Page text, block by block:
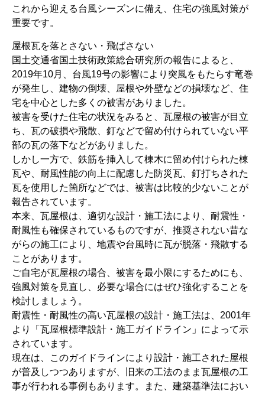
これから迎える台風シーズンに備え、住宅の強風対策が
重要です。
屋根瓦を落とさない・飛ばさない
国土交通省国土技術政策総合研究所の報告によると、
2019年10月、台風19号の影響により突風をもたらす竜巻
が発生し、建物の倒壊、屋根や外壁などの損壊など、住
宅を中心とした多くの被害がありました。
被害を受けた住宅の状況をみると、瓦屋根の被害が目立
ち、瓦の破損や飛散、釘などで留め付けられていない平
部の瓦の落下などがありました。
しかし一方で、鉄筋を挿入して棟木に留め付けられた棟
瓦や、耐風性能の向上に配慮した防災瓦、釘打ちされた
瓦を使用した箇所などでは、被害は比較的少ないことが
報告されています。
本来、瓦屋根は、適切な設計・施工法により、耐震性・
耐風性も確保されているものですが、推奨されない昔な
がらの施工により、地震や台風時に瓦が脱落・飛散する
ことがあります。
ご自宅が瓦屋根の場合、被害を最小限にするためにも、
強風対策を見直し、必要な場合にはぜひ強化することを
検討しましょう。
耐震性・耐風性の高い瓦屋根の設計・施工法は、2001年
より「瓦屋根標準設計・施工ガイドライン」によって示
されています。
現在は、このガイドラインにより設計・施工された屋根
が普及しつつありますが、旧来の工法のまま瓦屋根の工
事が行われる事例もあります。また、建築基準法におい